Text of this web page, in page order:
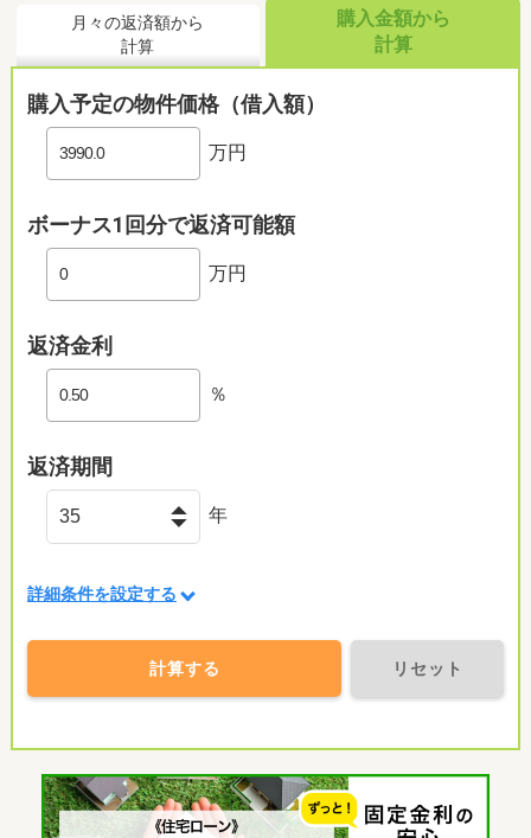
月々の返済額から
計算
購入金額から
計算
購入予定の物件価格（借入額）
万円
ボーナス1回分で返済可能額
万円
返済金利
％
返済期間
年
詳細条件を設定する
計算する リセット